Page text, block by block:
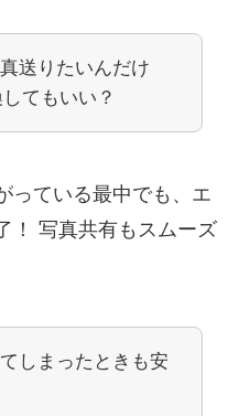
送りたいんだけ
てもいい？
っている最中でも、エ
！ 写真共有もスムーズ
しまったときも安